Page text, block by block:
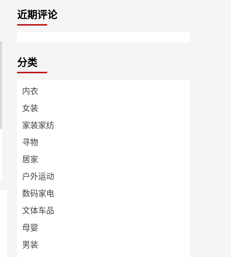
近期评论
分类
内衣
女装
家装家纺
寻物
居家
户外运动
数码家电
文体车品
母婴
男装